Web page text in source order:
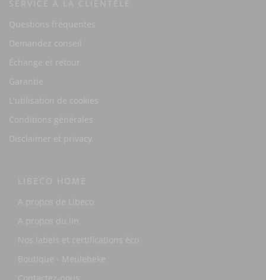
SERVICE À LA CLIENTÈLE
Questions fréquentes
Demandez conseil
Échange et retour
Garantie
L'utilisation de cookies
Conditions générales
Disclaimer et privacy
LIBECO HOME
A propos de Libeco
A propos du lin
Nos labels et certifications éco
Boutique - Meulebeke